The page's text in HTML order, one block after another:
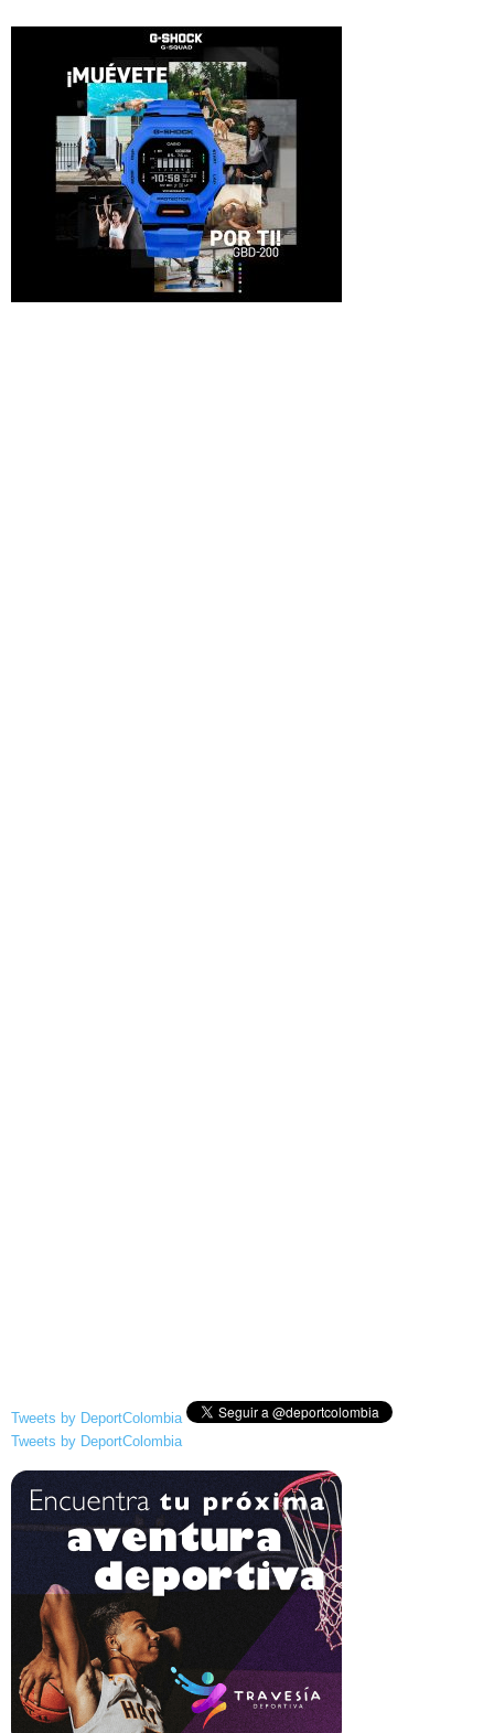
Tweets by DeportColombia
Tweets by DeportColombia